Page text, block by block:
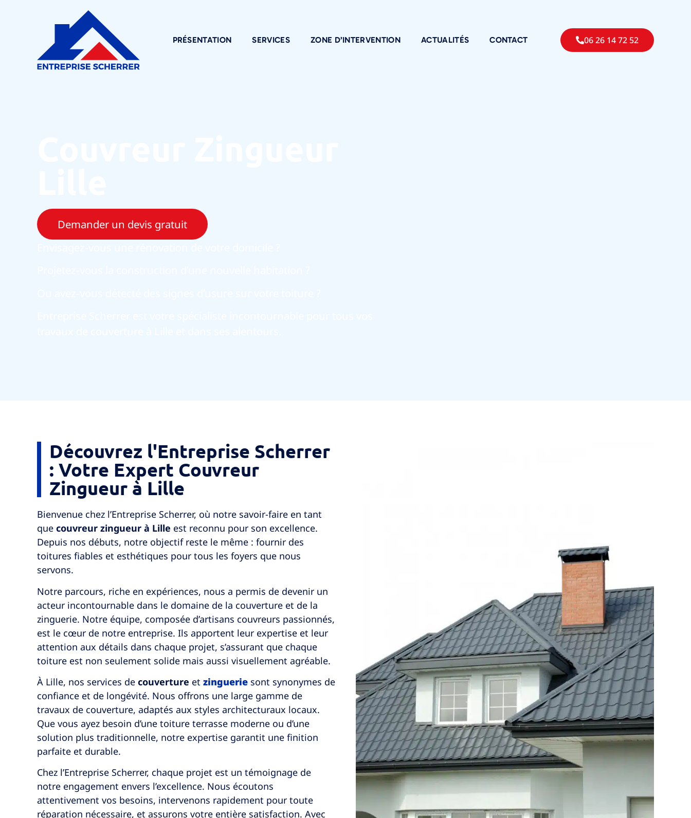
PRÉSENTATION SERVICES ZONE D’INTERVENTION ACTUALITÉS CONTACT 06 26 14 72 52
Demander un devis gratuit
Découvrez l'Entreprise Scherrer
: Votre Expert Couvreur
Zingueur à Lille
Bienvenue chez l’Entreprise Scherrer, où notre savoir-faire en tant
que couvreur zingueur à Lille est reconnu pour son excellence.
Depuis nos débuts, notre objectif reste le même : fournir des
toitures fiables et esthétiques pour tous les foyers que nous
servons.
Notre parcours, riche en expériences, nous a permis de devenir un
acteur incontournable dans le domaine de la couverture et de la
zinguerie. Notre équipe, composée d’artisans couvreurs passionnés,
est le cœur de notre entreprise. Ils apportent leur expertise et leur
attention aux détails dans chaque projet, s’assurant que chaque
toiture est non seulement solide mais aussi visuellement agréable.
À Lille, nos services de couverture et zinguerie sont synonymes de
confiance et de longévité. Nous offrons une large gamme de
travaux de couverture, adaptés aux styles architecturaux locaux.
Que vous ayez besoin d’une toiture terrasse moderne ou d’une
solution plus traditionnelle, notre expertise garantit une finition
parfaite et durable.
Chez l’Entreprise Scherrer, chaque projet est un témoignage de
notre engagement envers l’excellence. Nous écoutons
attentivement vos besoins, intervenons rapidement pour toute
réparation nécessaire, et assurons votre entière satisfaction. Avec